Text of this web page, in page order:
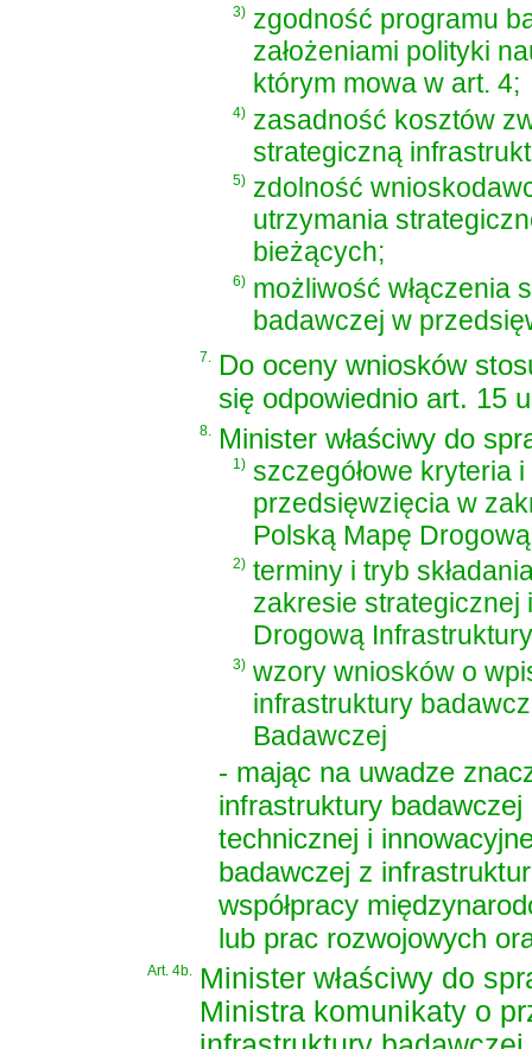
3) zgodność programu
założeniami polityki
którym mowa w art. 4;
4) zasadność kosztów
strategiczną
5) zdolność
utrzymania
bieżących;
6) możliwość włączenia
badawczej w
7.
Do oceny wniosków
się odpowiednio art. 15
8. Minister właściwy do
1) szczegółowe kryteria
przedsięwzięcia w
Polską Mapę
2) terminy i tryb
zakresie strategicznej
Drogową
3) wzory wniosków o
infrastruktury
Badawczej
- mając na uwadze
infrastruktury
technicznej i
badawczej z
współpracy
lub prac rozwojowych
Art. 4b. Minister właściwy do
Ministra komunikaty o